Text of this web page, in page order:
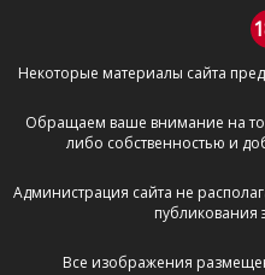
межнациональной и
пожалейте наших
очень славные
буквами.
Не копируйте
важно именно ваше
Не размещайте
И запаситесь
Некоторые материалы сайта
Обращаем ваше внимание на
либо собственностью и
Администрация сайта не
публикования
Все изображения